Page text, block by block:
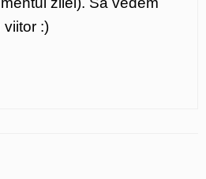
viitor :)